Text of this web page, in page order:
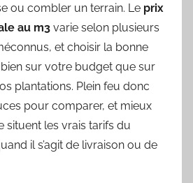
ou combler un terrain. Le prix
au m3 varie selon plusieurs
et choisir la bonne
sur votre budget que sur
plantations. Plein feu donc
pour comparer, et mieux
situent les vrais tarifs du
il s’agit de livraison ou de